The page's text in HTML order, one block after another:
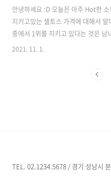
안녕하세요 :D 오늘은 아주 Hot한
지키고있는 셀토스 가격에 대해서
중에서 1위를 지키고 있다는 것은
불호가 없는 디자인과 성능이라는 뜻
함이 없이 시원한 성능을 보여주기
2021. 11. 1.
TEL. 02.1234.5678 / 경기 성남시